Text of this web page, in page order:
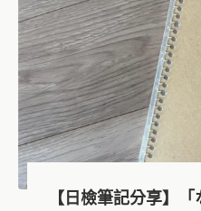
【日檢筆記分享】